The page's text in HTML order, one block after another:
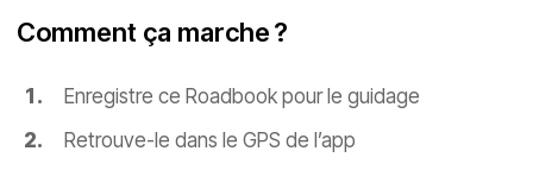
Comment ça marche ?
Enregistre ce Roadbook pour le guidage
Retrouve-le dans le GPS de l’app